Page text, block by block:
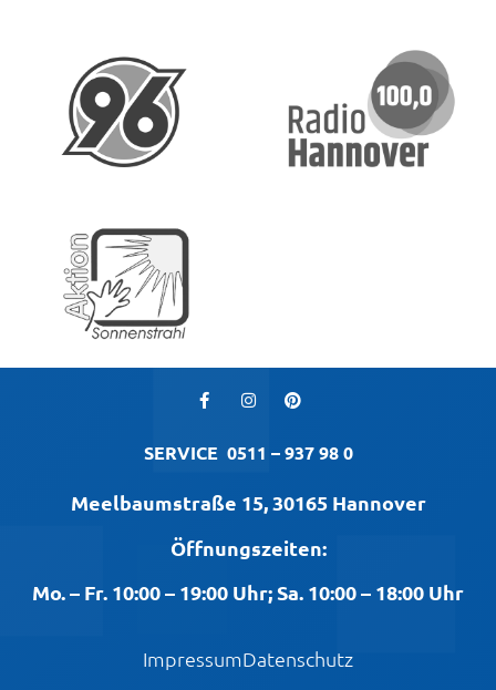
SERVICE 0511 – 937 98 0
Meelbaumstraße 15, 30165 Hannover
Öffnungszeiten:
Mo. – Fr. 10:00 – 19:00 Uhr; Sa. 10:00 – 18:00 Uhr
ImpressumDatenschutz